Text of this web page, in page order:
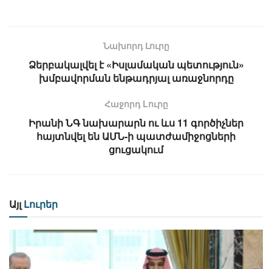
Նախորդ Լուրը
Ձերբակալվել է «Իսլամական պետություն»
խմբավորման ենթադրյալ առաջնորդը
Հաջորդ Lուրը
Իրանի ՆԳ նախարարն ու ևս 11 գործիչներ
հայտնվել են ԱՄՆ-ի պատժամիջոցների
ցուցակում
Այլ Լուրեր